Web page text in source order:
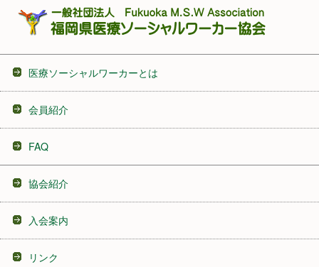
21:00
23:00
医療ソーシャルワーカーとは
会員紹介
FAQ
協会紹介
入会案内
リンク